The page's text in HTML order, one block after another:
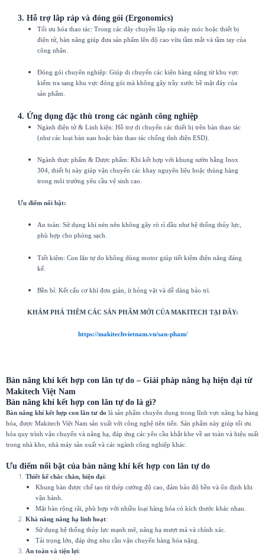
3. Hỗ trợ lắp ráp và đóng gói (Ergonomics)
Tối ưu hóa thao tác: Trong các dây chuyền lắp ráp máy móc hoặc thiết bị
điện tử, bàn nâng giúp đưa sản phẩm lên độ cao vừa tầm mắt và tầm tay của
công nhân.
Đóng gói chuyên nghiệp: Giúp di chuyển các kiện hàng nặng từ khu vực
kiểm tra sang khu vực đóng gói mà không gây trầy xước bề mặt đáy của
sản phẩm.
4. Ứng dụng đặc thù trong các ngành công nghiệp
Ngành điện tử & Linh kiện: Hỗ trợ di chuyển các thiết bị trên bàn thao tác
(như các loại bàn nan hoặc bàn thao tác chống tĩnh điện ESD).
Ngành thực phẩm & Dược phẩm: Khi kết hợp với khung sườn bằng Inox
304, thiết bị này giúp vận chuyển các khay nguyên liệu hoặc thùng hàng
trong môi trường yêu cầu vệ sinh cao.
Ưu điểm nổi bật:
An toàn: Sử dụng khí nén nên không gây rò rỉ dầu như hệ thống thủy lực,
phù hợp cho phòng sạch.
Tiết kiệm: Con lăn tự do không dùng motor giúp tiết kiệm điện năng đáng
kể.
Bền bỉ: Kết cấu cơ khí đơn giản, ít hỏng vặt và dễ dàng bảo trì.
KHÁM PHÁ THÊM CÁC SẢN PHẨM MỚI CỦA MAKITECH TẠI ĐÂY:
https://makitechvietnam.vn/san-pham/
Bàn nâng khí kết hợp con lăn tự do – Giải pháp nâng hạ hiện đại từ
Makitech Việt Nam
Bàn nâng khí kết hợp con lăn tự do là gì?
Bàn nâng khí kết hợp con lăn tư do là sản phẩm chuyên dụng trong lĩnh vực nâng hạ hàng
hóa, được Makitech Việt Nam sản xuất với công nghệ tiên tiến. Sản phẩm này giúp tối ưu
hóa quy trình vận chuyển và nâng hạ, đáp ứng các yêu cầu khắt khe về an toàn và hiệu suất
trong nhà kho, nhà máy sản xuất và các ngành công nghiệp khác.
Ưu điểm nổi bật của bàn nâng khí kết hợp con lăn tự do
Thiết kế chắc chắn, hiện đại:
Khung bàn được chế tạo từ thép cường độ cao, đảm bảo độ bền và ổn định khi
vận hành.
Mặt bàn rộng rãi, phù hợp với nhiều loại hàng hóa có kích thước khác nhau.
Khả năng nâng hạ linh hoạt:
Sử dụng hệ thống thủy lực mạnh mẽ, nâng hạ mượt mà và chính xác.
Tải trọng lớn, đáp ứng nhu cầu vận chuyển hàng hóa nặng.
An toàn và tiện lợi: